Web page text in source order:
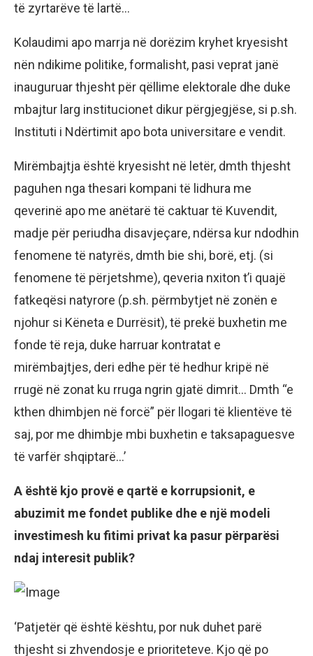
të zyrtarëve të lartë…
Kolaudimi apo marrja në dorëzim kryhet kryesisht
nën ndikime politike, formalisht, pasi veprat janë
inauguruar thjesht për qëllime elektorale dhe duke
mbajtur larg institucionet dikur përgjegjëse, si p.sh.
Instituti i Ndërtimit apo bota universitare e vendit.
Mirëmbajtja është kryesisht në letër, dmth thjesht
paguhen nga thesari kompani të lidhura me
qeverinë apo me anëtarë të caktuar të Kuvendit,
madje për periudha disavjeçare, ndërsa kur ndodhin
fenomene të natyrës, dmth bie shi, borë, etj. (si
fenomene të përjetshme), qeveria nxiton t’i quajë
fatkeqësi natyrore (p.sh. përmbytjet në zonën e
njohur si Këneta e Durrësit), të prekë buxhetin me
fonde të reja, duke harruar kontratat e
mirëmbajtjes, deri edhe për të hedhur kripë në
rrugë në zonat ku rruga ngrin gjatë dimrit… Dmth “e
kthen dhimbjen në forcë” për llogari të klientëve të
saj, por me dhimbje mbi buxhetin e taksapaguesve
të varfër shqiptarë…’
A është kjo provë e qartë e korrupsionit, e
abuzimit me fondet publike dhe e një modeli
investimesh ku fitimi privat ka pasur përparësi
ndaj interesit publik?
‘Patjetër që është kështu, por nuk duhet parë
thjesht si zhvendosje e prioriteteve. Kjo që po